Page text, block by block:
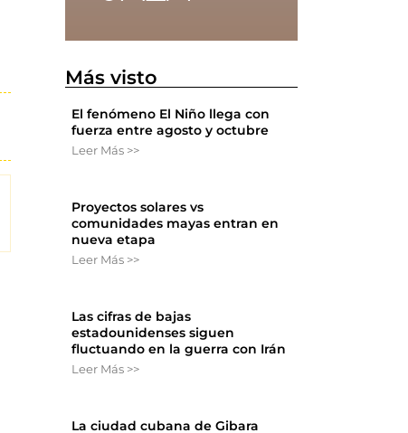
Más visto
El fenómeno El Niño llega con
fuerza entre agosto y octubre
Leer Más >>
Proyectos solares vs
comunidades mayas entran en
nueva etapa
Leer Más >>
Las cifras de bajas
estadounidenses siguen
fluctuando en la guerra con Irán
Leer Más >>
La ciudad cubana de Gibara